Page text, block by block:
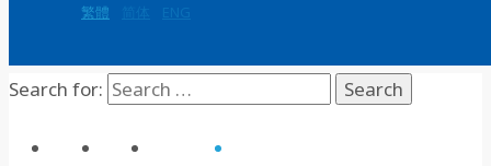
Search for:
繁體
首頁 通告 關於我們